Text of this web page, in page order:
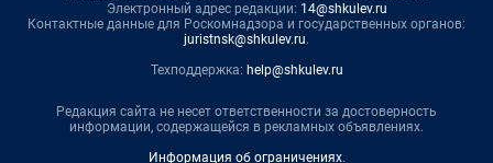
Электронный адрес редакции: 14@shkulev.ru
Контактные данные для Роскомнадзора и государственных органов:
juristnsk@shkulev.ru.
Техподдержка: help@shkulev.ru
Редакция сайта не несет ответственности за достоверность
информации, содержащейся в рекламных объявлениях.
Информация об ограничениях.